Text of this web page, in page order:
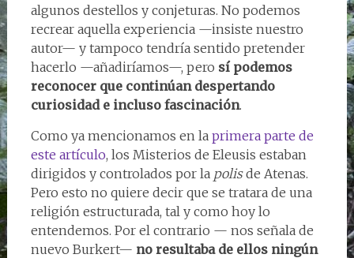
algunos destellos y conjeturas. No podemos
recrear aquella experiencia —insiste nuestro
autor— y tampoco tendría sentido pretender
hacerlo —añadiríamos—, pero sí podemos
reconocer que continúan despertando
curiosidad e incluso fascinación.
Como ya mencionamos en la primera parte de
este artículo, los Misterios de Eleusis estaban
dirigidos y controlados por la polisde Atenas.
Pero esto no quiere decir que se tratara de una
religión estructurada, tal y como hoy lo
entendemos. Por el contrario — nos señala de
nuevo Burkert— no resultaba de ellos ningún